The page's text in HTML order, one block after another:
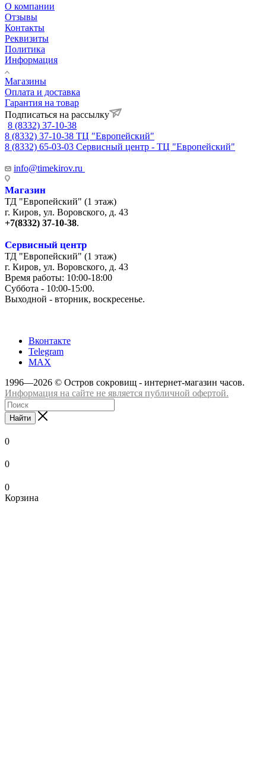
О компании
Отзывы
Контакты
Реквизиты
Политика
Информация
Магазины
Оплата и доставка
Гарантия на товар
Подписаться на рассылку
8 (8332) 37-10-38
8 (8332) 37-10-38 ТЦ "Европейский"
8 (8332) 65-03-03 Сервисный центр - ТЦ "Европейский"
info@timekirov.ru
Магазин
ТД "Европейский" (1 этаж)
г. Киров, ул. Воровского, д. 43
+7(8332) 37-10-38.
Сервисный центр
ТД "Европейский" (1 этаж)
г. Киров, ул. Воровского, д. 43
Время работы: 10:00-18:00
Суббота - 10:00-15:00.
Выходной - вторник, воскресенье.
Вконтакте
Telegram
MAX
1996—2026 © Остров сокровищ - интернет-магазин часов.
Информация на сайте не является публичной офертой.
Найти
0
0
0
Корзина